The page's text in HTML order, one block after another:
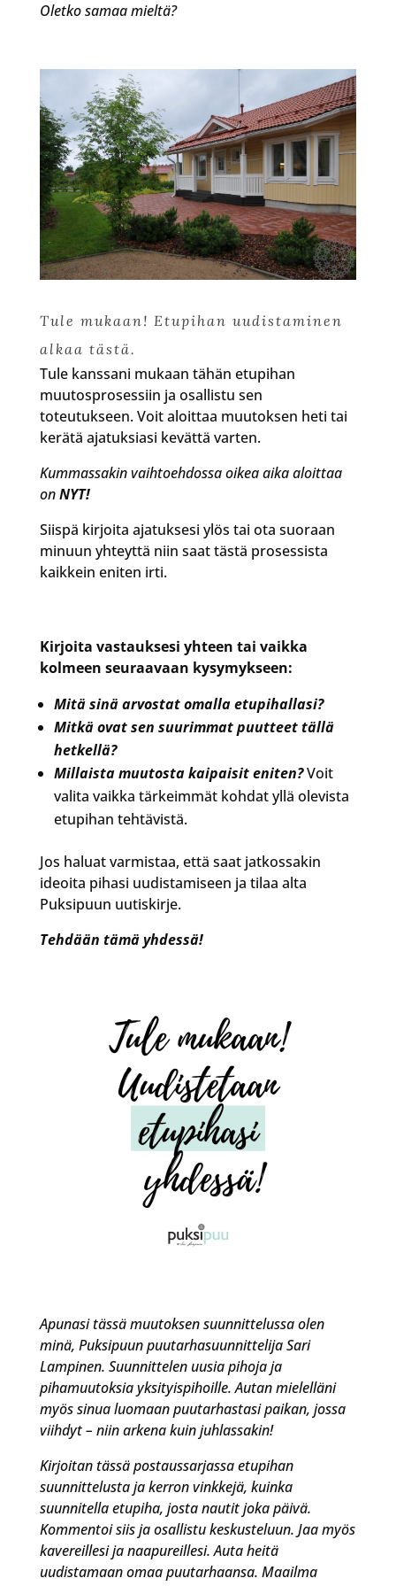
Oletko samaa mieltä?
Tule mukaan! Etupihan uudistaminen
alkaa tästä.
Tule kanssani mukaan tähän etupihan
muutosprosessiin ja osallistu sen
toteutukseen. Voit aloittaa muutoksen heti tai
kerätä ajatuksiasi kevättä varten.
Kummassakin vaihtoehdossa oikea aika aloittaa
onNYT!
Siispä kirjoita ajatuksesi ylös tai ota suoraan
minuun yhteyttä niin saat tästä prosessista
kaikkein eniten irti.
Kirjoita vastauksesi yhteen tai vaikka
kolmeen seuraavaan kysymykseen:
Mitä sinä arvostat omalla etupihallasi?
Mitkä ovat sen suurimmat puutteet tällä
hetkellä?
Millaista muutosta kaipaisit eniten?Voit
valita vaikka tärkeimmät kohdat yllä olevista
etupihan tehtävistä.
Jos haluat varmistaa, että saat jatkossakin
ideoita pihasi uudistamiseen ja tilaa alta
Puksipuun uutiskirje.
Tehdään tämä yhdessä!
Apunasi tässä muutoksen suunnittelussa olen
minä, Puksipuun puutarhasuunnittelija Sari
Lampinen. Suunnittelen uusia pihoja ja
pihamuutoksia yksityispihoille. Autan mielelläni
myös sinua luomaan puutarhastasi paikan, jossa
viihdyt – niin arkena kuin juhlassakin!
Kirjoitan tässä postaussarjassa etupihan
suunnittelusta ja kerron vinkkejä, kuinka
suunnitella etupiha, josta nautit joka päivä.
Kommentoi siis ja osallistu keskusteluun. Jaa myös
kavereillesi ja naapureillesi. Auta heitä
uudistamaan omaa puutarhaansa. Maailma